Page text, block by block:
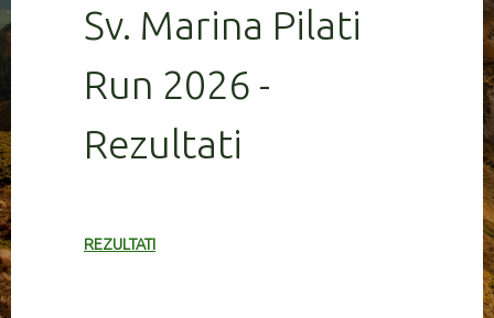
Sv. Marina Pilati
Run 2026 -
Rezultati
REZULTATI